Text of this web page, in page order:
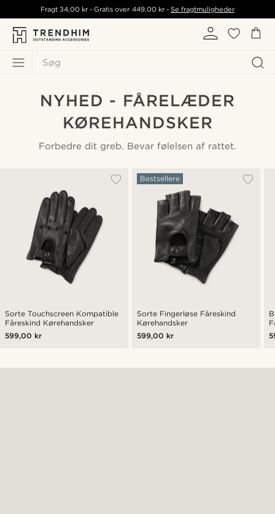
Søg
Fragt34,00 kr - Gratis over 449,00 kr- Se fragtmuligheder
NYHED - FÅRELÆDER
KØREHANDSKER
Forbedre dit greb. Bevar følelsen af rattet.
Sorte Touchscreen Kompatible
Fåreskind Kørehandsker
599,00 kr
Sorte Fingerløse Fåreskind
Kørehandsker
Bestsellere
599,00 kr